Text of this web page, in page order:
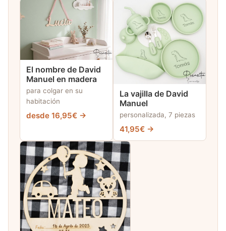
El nombre de David
Manuel en madera
para colgar en su
habitación
desde 16,95€ →
La vajilla de David
Manuel
personalizada, 7 piezas
41,95€ →